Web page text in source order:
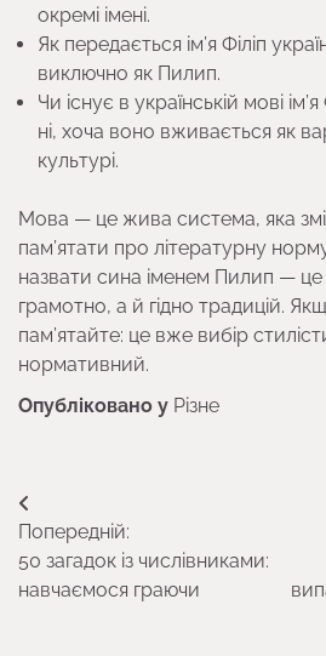
окремі імені.
Як передається ім’я Філіп
виключно як Пилип.
Чи існує в українській мові
ні, хоча воно вживається як
культурі.
Мова — це жива система, яка
пам’ятати про літературну
назвати сина іменем Пилип —
грамотно, а й гідно традицій.
пам’ятайте: це вже вибір
нормативний.
Опубліковано у Різне
Навігація
записів
Попередній:
50 загадок із числівниками:
навчаємося граючи